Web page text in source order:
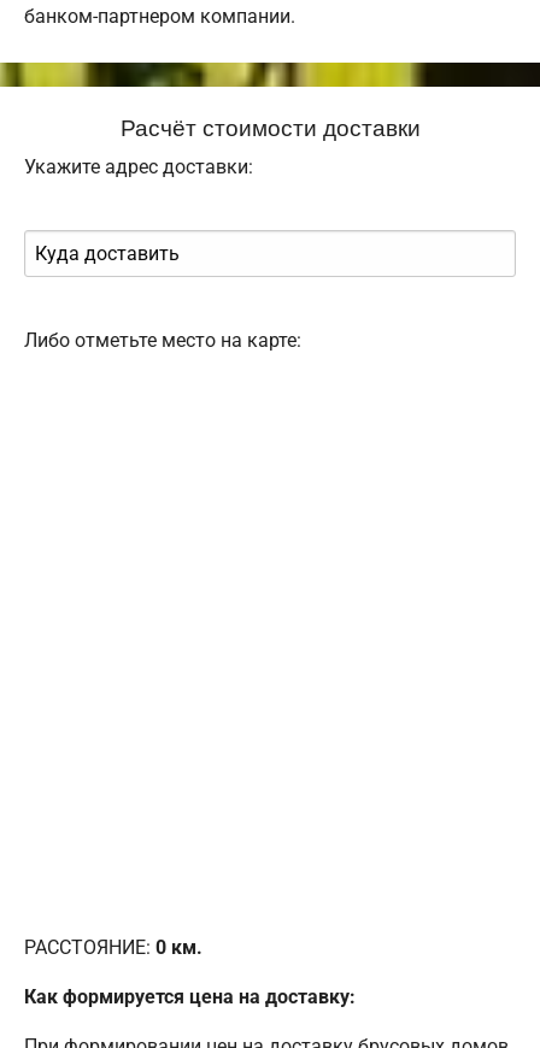
банком-партнером компании.
Расчёт стоимости доставки
Укажите адрес доставки:
Либо отметьте место на карте:
РАССТОЯНИЕ: 0 км.
Как формируется цена на доставку: